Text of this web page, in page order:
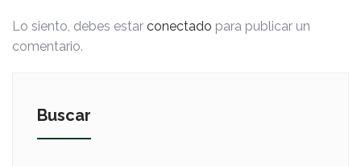
Lo siento, debes estar conectado para publicar un
comentario.
Buscar